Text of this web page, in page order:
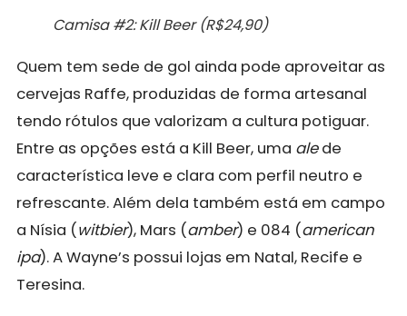
Camisa #2: Kill Beer (R$24,90)
Quem tem sede de gol ainda pode aproveitar as
cervejas Raffe, produzidas de forma artesanal
tendo rótulos que valorizam a cultura potiguar.
Entre as opções está a Kill Beer, uma alede
característica leve e clara com perfil neutro e
refrescante. Além dela também está em campo
a Nísia (witbier), Mars (amber) e 084 (american
ipa). A Wayne’s possui lojas em Natal, Recife e
Teresina.